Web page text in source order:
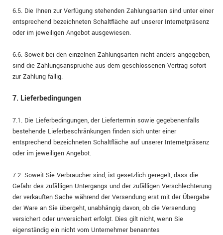
6.5. Die Ihnen zur Verfügung stehenden Zahlungsarten sind unter einer
entsprechend bezeichneten Schaltfläche auf unserer Internetpräsenz
oder im jeweiligen Angebot ausgewiesen.
6.6. Soweit bei den einzelnen Zahlungsarten nicht anders angegeben,
sind die Zahlungsansprüche aus dem geschlossenen Vertrag sofort
zur Zahlung fällig.
7. Lieferbedingungen
7.1. Die Lieferbedingungen, der Liefertermin sowie gegebenenfalls
bestehende Lieferbeschränkungen finden sich unter einer
entsprechend bezeichneten Schaltfläche auf unserer Internetpräsenz
oder im jeweiligen Angebot.
7.2. Soweit Sie Verbraucher sind, ist gesetzlich geregelt, dass die
Gefahr des zufälligen Untergangs und der zufälligen Verschlechterung
der verkauften Sache während der Versendung erst mit der Übergabe
der Ware an Sie übergeht, unabhängig davon, ob die Versendung
versichert oder unversichert erfolgt. Dies gilt nicht, wenn Sie
eigenständig ein nicht vom Unternehmer benanntes